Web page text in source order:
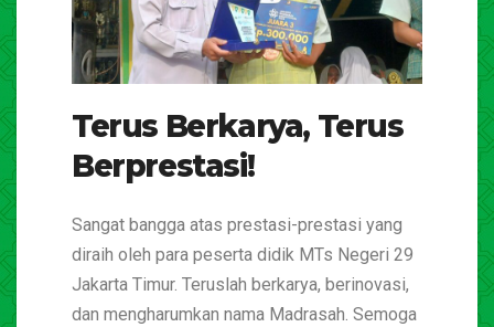
Terus Berkarya, Terus
Berprestasi!
Sangat bangga atas prestasi-prestasi yang
diraih oleh para peserta didik MTs Negeri 29
Jakarta Timur. Teruslah berkarya, berinovasi,
dan mengharumkan nama Madrasah. Semoga